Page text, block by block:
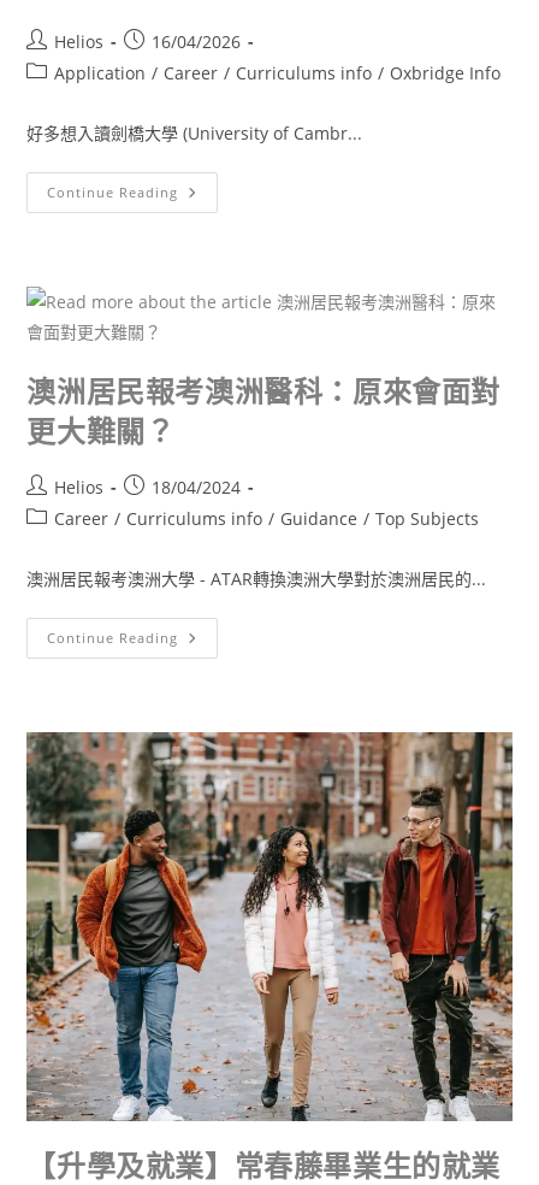
Helios
16/04/2026
Application / Career / Curriculums info / Oxbridge Info
好多想入讀劍橋大學 (University of Cambr...
Continue Reading
澳洲居民報考澳洲醫科：原來會面對
更大難關？
Helios
18/04/2024
Career / Curriculums info / Guidance / Top Subjects
澳洲居民報考澳洲大學 - ATAR轉換澳洲大學對於澳洲居民的...
Continue Reading
【升學及就業】常春藤畢業生的就業